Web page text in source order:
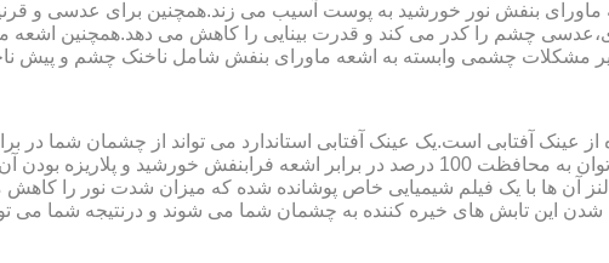
چشم را کدر می کند و قدرت بینایی را کاهش می دهد.همچنین اشعه
مشکلات چشمی وابسته به اشعه ماورای بنفش شامل ناخنک چشم و پیش
عینک آفتابی است.یک عینک آفتابی استاندارد می تواند از چشمان شما
هایی که یک عینک آفتابی استاندارد باید داشته باشد می توان به محافظت 100 درصد در
آن ها با یک فیلم شیمیایی خاص پوشانده شده که میزان شدت نور را کاهش
شدن این تابش های خیره کننده به چشمان شما می شوند و درنتیجه شما می